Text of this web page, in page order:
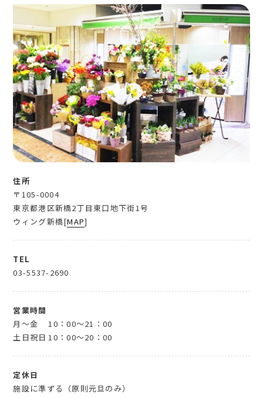
住所
〒105-0004
東京都港区新橋2丁目東口地下街1号
ウィング新橋[MAP]
TEL
03-5537-2690
営業時間
月～金
10：00～21：00
土日祝日 10：00～20：00
定休日
施設に準ずる（原則元旦のみ）